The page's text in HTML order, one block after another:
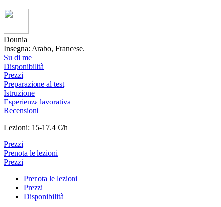
Dounia
Insegna: Arabo, Francese.
Su di me
Disponibilità
Prezzi
Preparazione al test
Istruzione
Esperienza lavorativa
Recensioni
Lezioni: 15-17.4 €/h
Prezzi
Prenota le lezioni
Prezzi
Prenota le lezioni
Prezzi
Disponibilità